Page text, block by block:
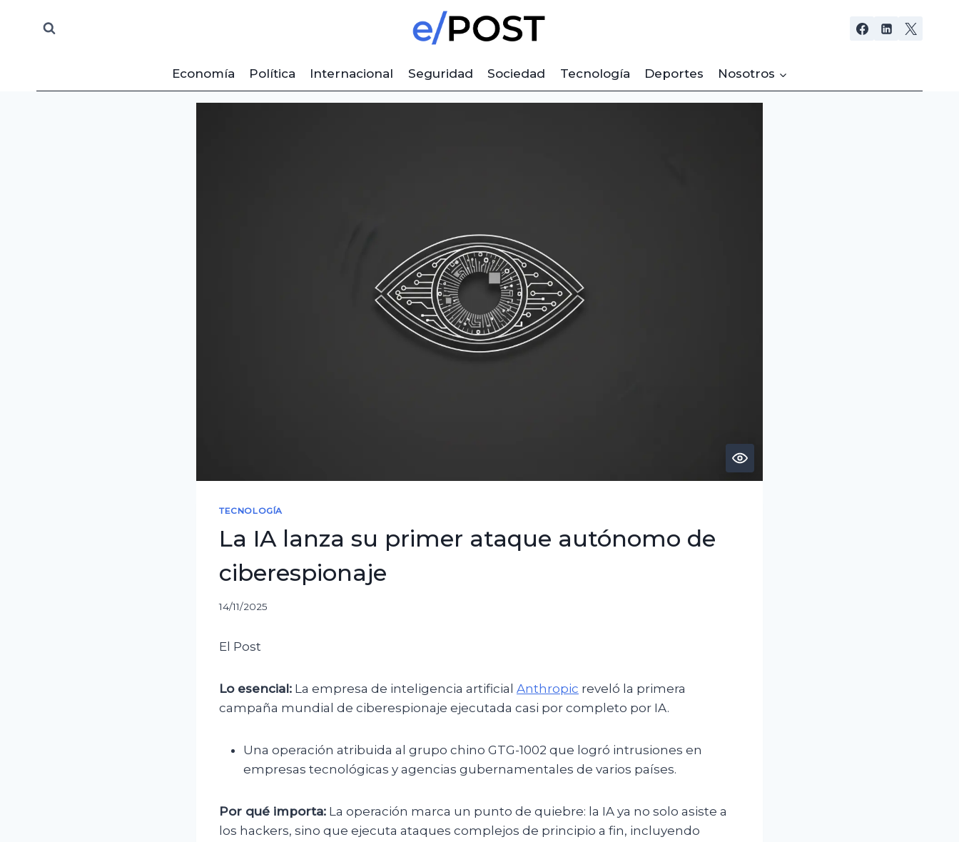
Economía
Política Internacional Seguridad Sociedad Tecnología Deportes Nosotros
TECNOLOGÍA
La IA lanza su primer ataque autónomo de
ciberespionaje
14/11/2025
El Post
Lo esencial: La empresa de inteligencia artificial Anthropic reveló la primera
campaña mundial de ciberespionaje ejecutada casi por completo por IA.
Una operación atribuida al grupo chino GTG-1002 que logró intrusiones en
empresas tecnológicas y agencias gubernamentales de varios países.
Por qué importa: La operación marca un punto de quiebre: la IA ya no solo asiste a
los hackers, sino que ejecuta ataques complejos de principio a fin, incluyendo